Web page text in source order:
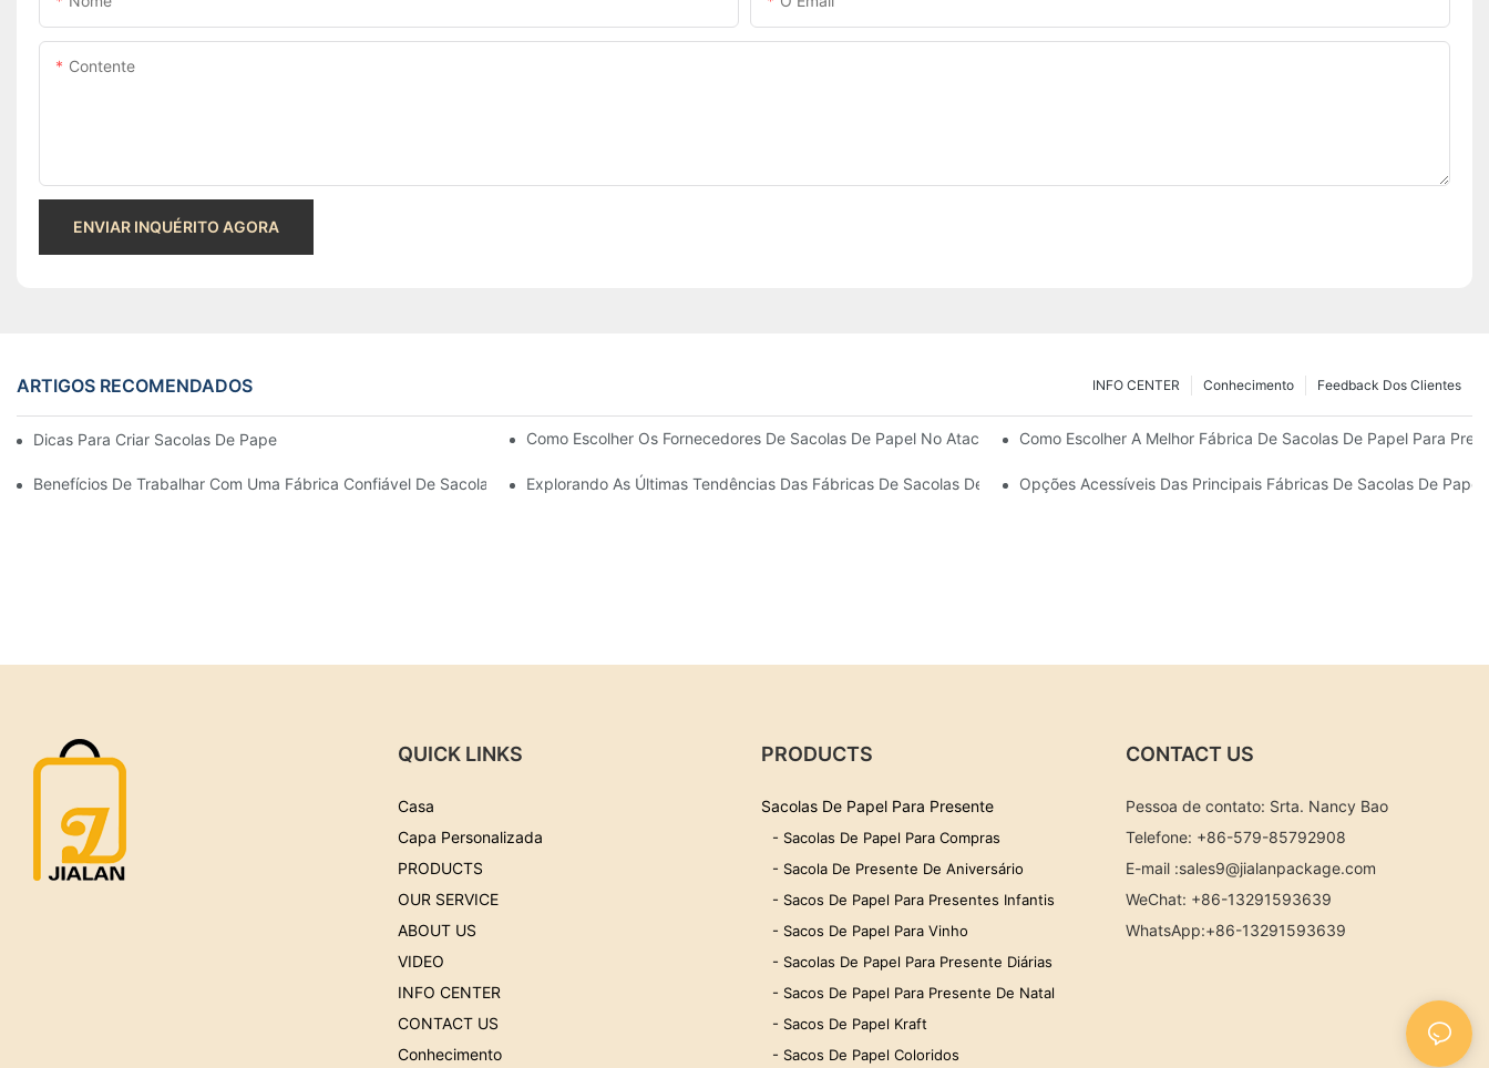
Contente
ENVIAR INQUÉRITO AGORA
ARTIGOS RECOMENDADOS Feedback Dos Clientes
Conhecimento
INFO CENTER
Dicas Para Criar Sacolas De Papel Personalizadas Que Se DestaquemComo Escolher Os Fornecedores De Sacolas De Papel No Atacado Certos Para Suas Necessidades.
Como Escolher A Melhor Fábrica De Sacolas De Papel Para
Benefícios De Trabalhar Com Uma Fábrica Confiável De Sacolas De Papel Para Presentes.Explorando As Últimas Tendências Das Fábricas De Sacolas De Papel Para Presentes.Opções Acessíveis Das Principais Fábricas De Sacolas De
QUICK LINKS
Casa
Capa Personalizada
PRODUCTS
OUR SERVICE
ABOUT US
VIDEO
INFO CENTER
CONTACT US
Conhecimento
PRODUCTS
Sacolas De Papel Para Presente
- Sacolas De Papel Para Compras
- Sacola De Presente De Aniversário
- Sacos De Papel Para Presentes Infantis
- Sacos De Papel Para Vinho
- Sacolas De Papel Para Presente Diárias
- Sacos De Papel Para Presente De Natal
- Sacos De Papel Kraft
- Sacos De Papel Coloridos
CONTACT US
Pessoa de contato: Srta. Nancy Bao
Telefone: +86-579-85792908
E-mail :sales9@jialanpackage.com
WeChat: +86-13291593639
WhatsApp:+86-13291593639